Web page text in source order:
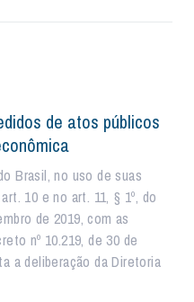
de atos públicos
Brasil, no uso de suas
10 e no art. 11, § 1º, do
de 2019, com as
nº 10.219, de 30 de
a deliberação da Diretoria